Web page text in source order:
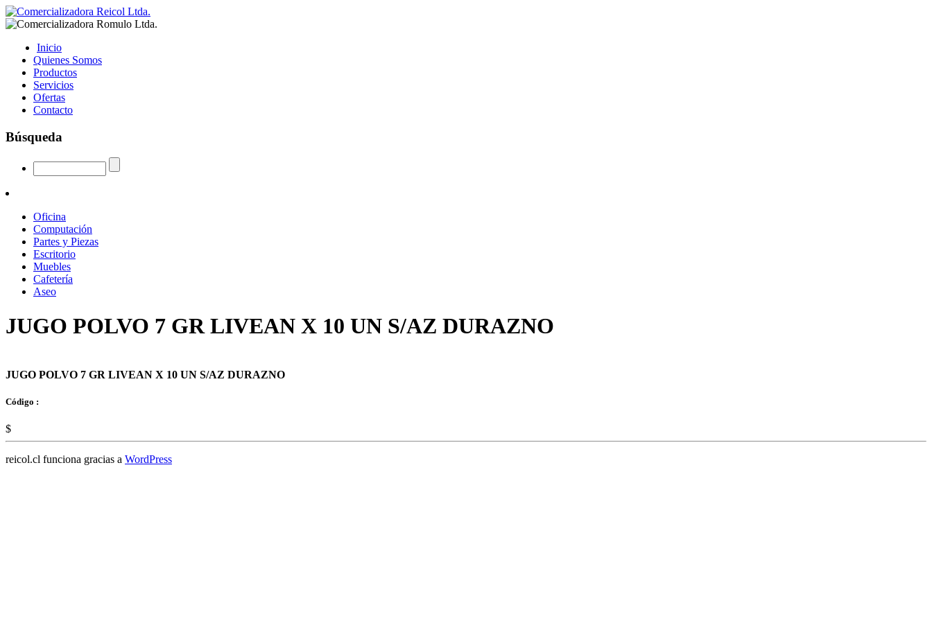
Inicio
Quienes Somos
Productos
Servicios
Ofertas
Contacto
Búsqueda
Oficina
Computación
Partes y Piezas
Escritorio
Muebles
Cafetería
Aseo
JUGO POLVO 7 GR LIVEAN X 10 UN S/AZ DURAZNO
JUGO POLVO 7 GR LIVEAN X 10 UN S/AZ DURAZNO
Código :
$
reicol.cl funciona gracias a WordPress